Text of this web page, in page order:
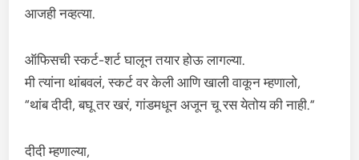
आजही नव्हत्या.
ऑफिसची स्कर्ट-शर्ट घालून तयार होऊ लागल्या.
मी त्यांना थांबवलं, स्कर्ट वर केली आणि खाली वाकून म्हणालो,
“थांब दीदी, बघू तर खरं, गांडमधून अजून चू रस येतोय की नाही.”
दीदी म्हणाल्या,